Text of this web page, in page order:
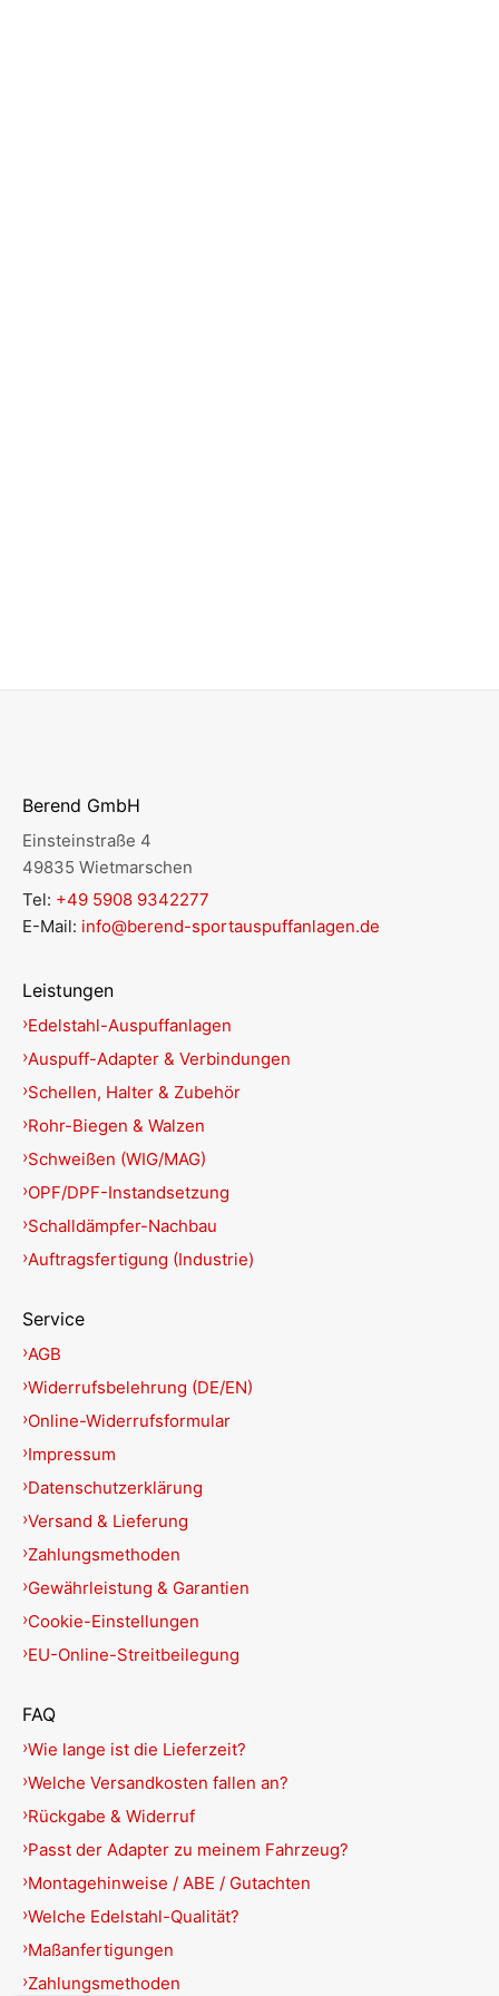
Berend GmbH
Einsteinstraße 4
49835 Wietmarschen
Tel: +49 5908 9342277
E-Mail: info@berend-sportauspuffanlagen.de
Leistungen
Edelstahl-Auspuffanlagen
Auspuff-Adapter & Verbindungen
Schellen, Halter & Zubehör
Rohr-Biegen & Walzen
Schweißen (WIG/MAG)
OPF/DPF-Instandsetzung
Schalldämpfer-Nachbau
Auftragsfertigung (Industrie)
Service
AGB
Widerrufsbelehrung (DE/EN)
Online-Widerrufsformular
Impressum
Datenschutzerklärung
Versand & Lieferung
Zahlungsmethoden
Gewährleistung & Garantien
Cookie-Einstellungen
EU-Online-Streitbeilegung
FAQ
Wie lange ist die Lieferzeit?
Welche Versandkosten fallen an?
Rückgabe & Widerruf
Passt der Adapter zu meinem Fahrzeug?
Montagehinweise / ABE / Gutachten
Welche Edelstahl-Qualität?
Maßanfertigungen
Zahlungsmethoden
English